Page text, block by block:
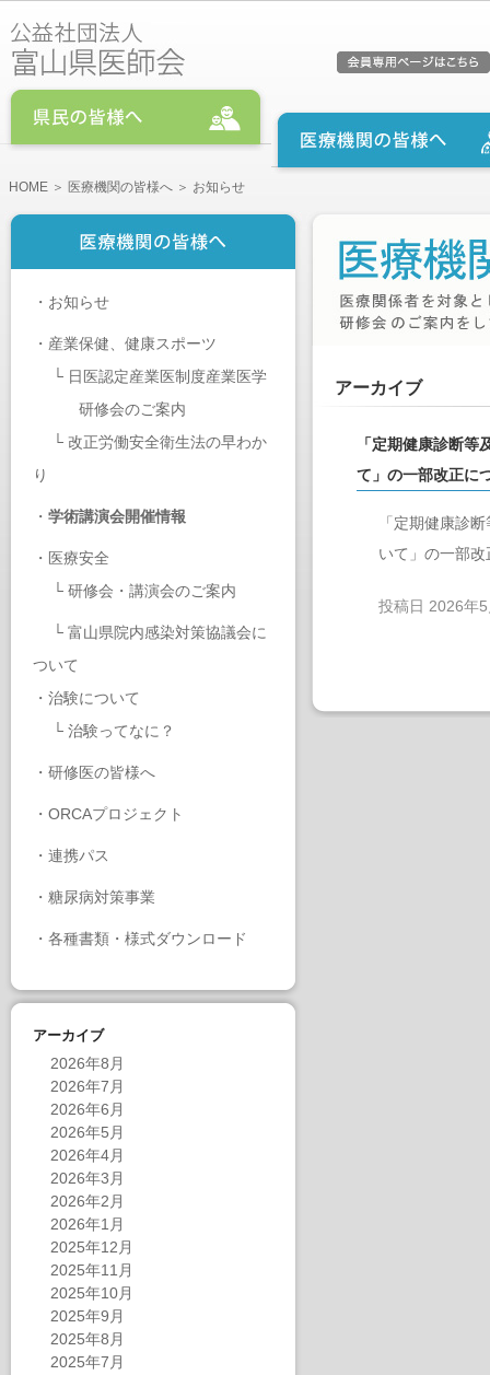
HOME ＞ 医療機関の皆様へ ＞ お知らせ
・ お知らせ
・ 産業保健、健康スポーツ
└ 日医認定産業医制度産業医学
研修会のご案内
└ 改正労働安全衛生法の早わか
り
・ 学術講演会開催情報
・ 医療安全
└ 研修会・講演会のご案内
└ 富山県院内感染対策協議会に
ついて
・ 治験について
└ 治験ってなに？
・ 研修医の皆様へ
・ ORCAプロジェクト
・ 連携パス
・ 糖尿病対策事業
・ 各種書類・様式ダウンロード
アーカイブ
2026年8月
2026年7月
2026年6月
2026年5月
2026年4月
2026年3月
2026年2月
2026年1月
2025年12月
2025年11月
2025年10月
2025年9月
2025年8月
2025年7月
アーカイブ
「定期健康診断
て」の一部改正に
「定期健康診
いて」の一部
投稿日 2026年